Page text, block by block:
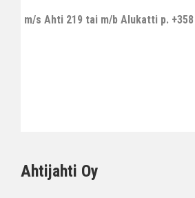
m/s Ahti 219 tai m/b Alukatti p. +358
Ahtijahti Oy